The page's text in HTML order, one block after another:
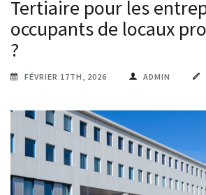
Tertiaire pour les
occupants de locaux
?
FÉVRIER 17TH, 2026 ADMIN